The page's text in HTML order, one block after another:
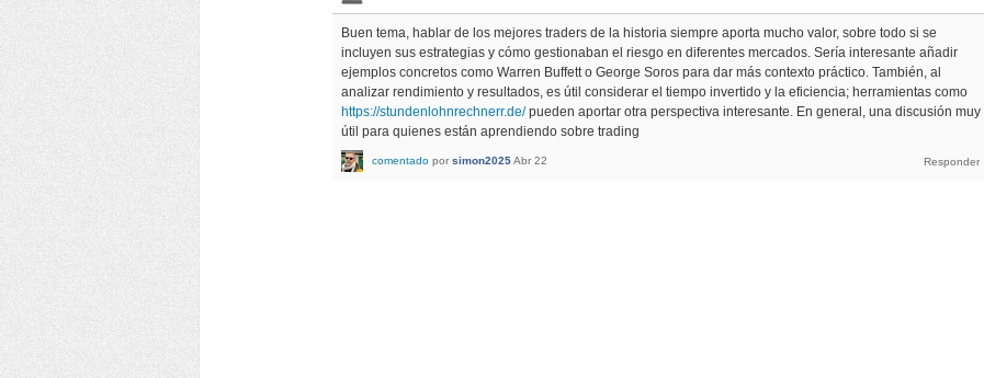
Buen tema, hablar de los mejores traders de la historia siempre aporta mucho valor, sobre todo si se
incluyen sus estrategias y cómo gestionaban el riesgo en diferentes mercados. Sería interesante añadir
ejemplos concretos como Warren Buffett o George Soros para dar más contexto práctico. También, al
analizar rendimiento y resultados, es útil considerar el tiempo invertido y la eficiencia; herramientas como
https://stundenlohnrechnerr.de/pueden aportar otra perspectiva interesante. En general, una discusión muy
útil para quienes están aprendiendo sobre trading
comentado por simon2025Abr 22